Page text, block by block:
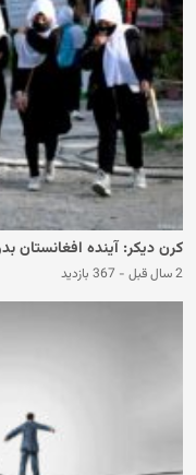
کرن دیکر: آینده افغانستان
2 سال قبل - 367 بازدید